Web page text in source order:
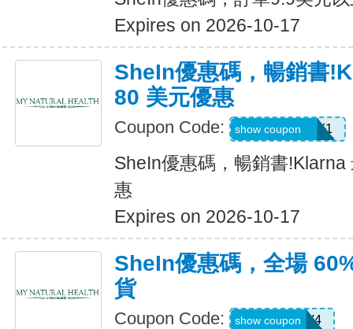
Expires on 2026-10-17
SheIn優惠碼，暢銷書
80 美元優惠
Coupon Code: KLARNAJULY1
show coupon
SheIn優惠碼，暢銷書
惠
Expires on 2026-10-17
SheIn優惠碼，全場
貨
Coupon Code: LS8V4
show coupon